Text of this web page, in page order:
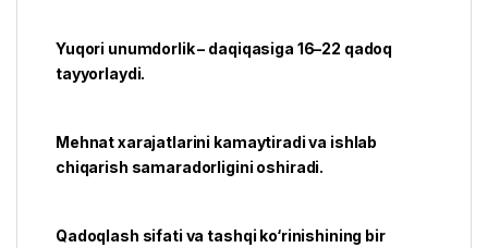
Yuqori unumdorlik – daqiqasiga 16–22 qadoq
tayyorlaydi.
Mehnat xarajatlarini kamaytiradi va ishlab
chiqarish samaradorligini oshiradi.
Qadoqlash sifati va tashqi ko‘rinishining bir